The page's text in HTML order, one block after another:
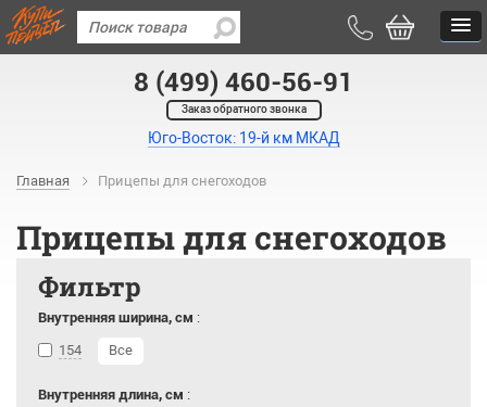
8 (499) 460-56-91
Заказ обратного звонка
Юго-Восток: 19-й км МКАД
Главная Прицепы для снегоходов
Прицепы для снегоходов
Фильтр
Внутренняя ширина, см :
154
Все
Внутренняя длина, см :